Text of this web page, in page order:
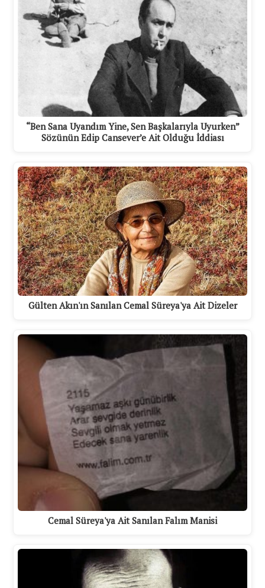
“Ben Sana Uyandım Yine, Sen Başkalarıyla Uyurken”
Sözünün Edip Cansever’e Ait Olduğu İddiası
Gülten Akın'ın Sanılan Cemal Süreya'ya Ait Dizeler
Cemal Süreya'ya Ait Sanılan Falım Manisi